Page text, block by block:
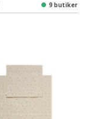
9 butiker